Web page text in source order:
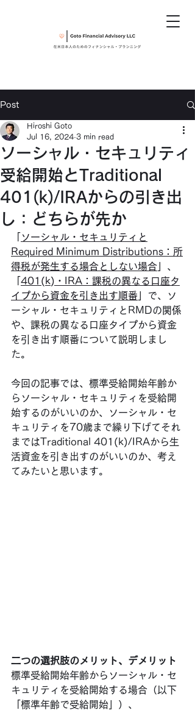
Post
ソーシャル・セキュリティ
受給開始とTraditional
401(k)/IRAからの引き出
し：どちらが先か
Hiroshi Goto
Jul 16, 2024 3 min read
ソーシャル・セキュリティと
Required Minimum Distributions：所
得税が発生する場合としない場合 」、
401(k)・IRA：課税の異なる口座タ
イプから資金を引き出す順番 」で、ソ
ーシャル・セキュリティとRMDの関係
や、課税の異なる口座タイプから資金
を引き出す順番について説明しまし
た。
今回の記事では、標準受給開始年齢か
らソーシャル・セキュリティを受給開
始するのがいいのか、ソーシャル・セ
キュリティを70歳まで繰り下げてそれ
まではTraditional 401(k)/IRAから生
活資金を引き出すのがいいのか、考え
てみたいと思います。
二つの選択肢のメリット、デメリット
標準受給開始年齢からソーシャル・セ
キュリティを受給開始する場合（以下
「標準年齢で受給開始」）、